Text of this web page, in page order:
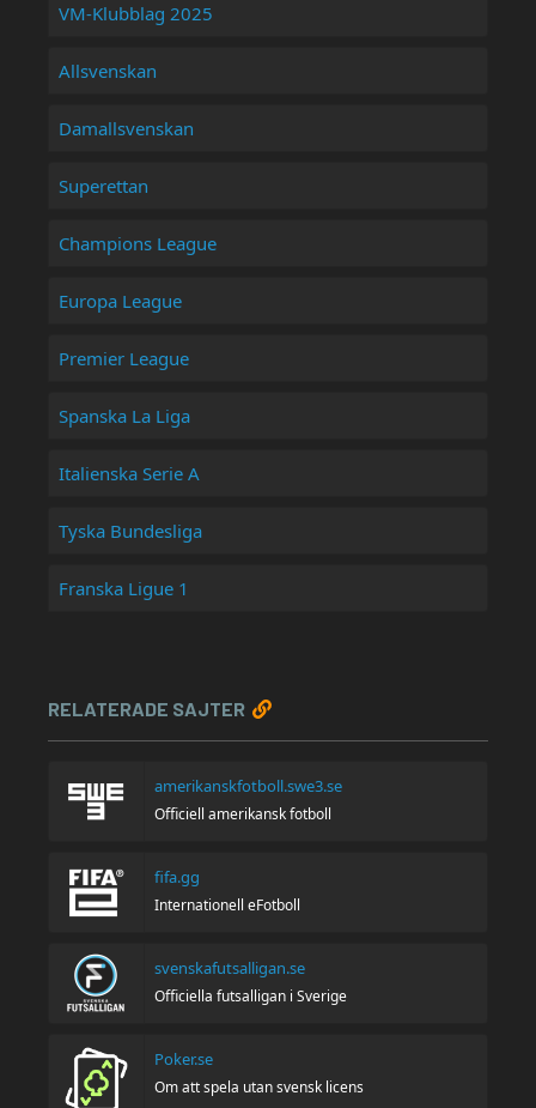
VM-Klubblag 2025
Allsvenskan
Damallsvenskan
Superettan
Champions League
Europa League
Premier League
Spanska La Liga
Italienska Serie A
Tyska Bundesliga
Franska Ligue 1
RELATERADE SAJTER
amerikanskfotboll.swe3.se
Officiell amerikansk fotboll
fifa.gg
Internationell eFotboll
svenskafutsalligan.se
Officiella futsalligan i Sverige
Poker.se
Om att spela utan svensk licens